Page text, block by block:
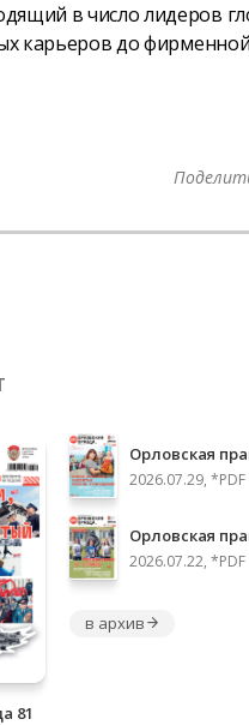
в число лидеров
карьеров до
81
Орловская
2026.07.29, *PDF
Орловская
2026.07.22, *PDF
в архив